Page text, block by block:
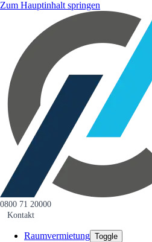
Zum Hauptinhalt springen
0800 71 20000
Kontakt
Raumvermietung Toggle